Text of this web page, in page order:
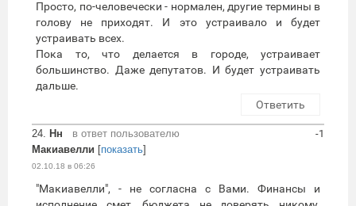
Просто, по-человечески - нормален, другие термины в
голову не приходят. И это устраивало и будет
устраивать всех.
Пока то, что делается в городе, устраивает
большинство. Даже депутатов. И будет устраивать
дальше.
Ответить
24. Нн
в ответ пользователю
Макиавелли [показать]
02.10.18 в 06:26
-1
"Макиавелли", - не согласна с Вами. Финансы и